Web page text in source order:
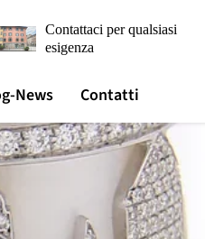
Contattaci per qualsiasi
esigenza
News Contatti